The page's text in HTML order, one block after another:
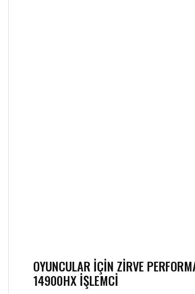
OYUNCULAR İÇİN ZİRVE
14900HX İŞLEMCİ